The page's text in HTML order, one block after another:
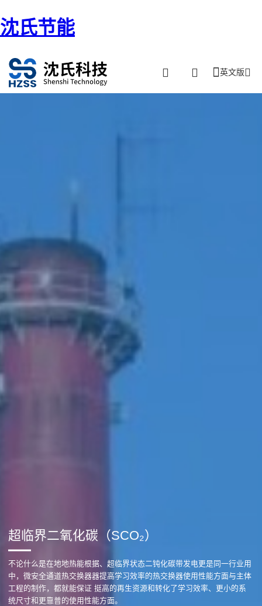
沈氏节能
英文版
超临界二氧化碳（SCO₂）
不论什么是在地地热能根据、超临界状态二钝化碳带发电更是同一行业用
中，微安全通道热交换器器提高学习效率的热交换器使用性能方面与主体
工程的制作，都就能保证 挺高的再生资源和转化了学习效率、更小的系
统尺寸和更靠普的使用性能方面。